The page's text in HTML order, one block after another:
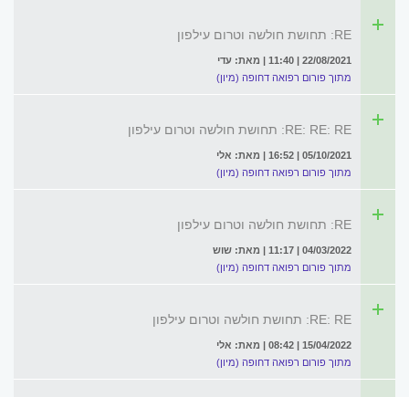
RE: תחושת חולשה וטרום עילפון
22/08/2021 | 11:40 | מאת: עדי
מתוך פורום רפואה דחופה (מיון)
RE: RE: RE: תחושת חולשה וטרום עילפון
05/10/2021 | 16:52 | מאת: אלי
מתוך פורום רפואה דחופה (מיון)
RE: תחושת חולשה וטרום עילפון
04/03/2022 | 11:17 | מאת: שוש
מתוך פורום רפואה דחופה (מיון)
RE: RE: תחושת חולשה וטרום עילפון
15/04/2022 | 08:42 | מאת: אלי
מתוך פורום רפואה דחופה (מיון)